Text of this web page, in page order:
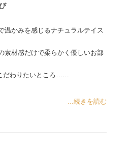
温かみを感じるナチュラルテイス
素材感だけで柔らかく優しいお部
だわりたいところ……
...続きを読む